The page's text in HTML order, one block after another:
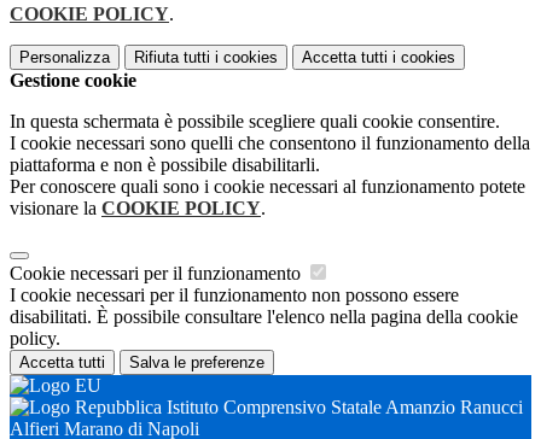
COOKIE POLICY.
Personalizza Rifiuta tutti i cookies Accetta tutti i cookies
Gestione cookie
In questa schermata è possibile scegliere quali cookie consentire.
I cookie necessari sono quelli che consentono il funzionamento della
piattaforma e non è possibile disabilitarli.
Per conoscere quali sono i cookie necessari al funzionamento potete
visionare la COOKIE POLICY.
Cookie necessari per il funzionamento
I cookie necessari per il funzionamento non possono essere
disabilitati. È possibile consultare l'elenco nella pagina della cookie
policy.
Accetta tutti Salva le preferenze
Istituto Comprensivo Statale Amanzio Ranucci
Alfieri Marano di Napoli